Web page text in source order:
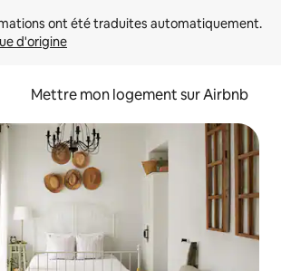
d'origine
Mettre mon logement sur Airbnb